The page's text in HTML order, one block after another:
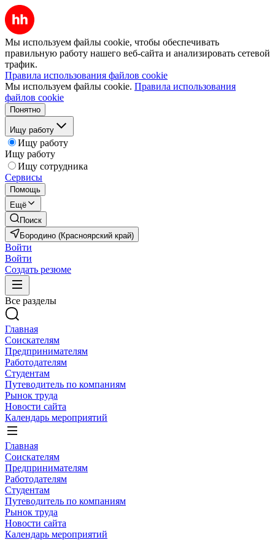
Мы используем файлы cookie, чтобы обеспечивать
правильную работу нашего веб-сайта и анализировать сетевой
трафик.
Правила использования файлов cookie
Мы используем файлы cookie. Правила использования
файлов cookie
Понятно
Ищу работу
Ищу работу
Ищу работу
Ищу сотрудника
Сервисы
Помощь
Ещё
Поиск
Бородино (Красноярский край)
Войти
Войти
Создать резюме
Все разделы
Главная
Соискателям
Предпринимателям
Работодателям
Студентам
Путеводитель по компаниям
Рынок труда
Новости сайта
Календарь мероприятий
Главная
Соискателям
Предпринимателям
Работодателям
Студентам
Путеводитель по компаниям
Рынок труда
Новости сайта
Календарь мероприятий